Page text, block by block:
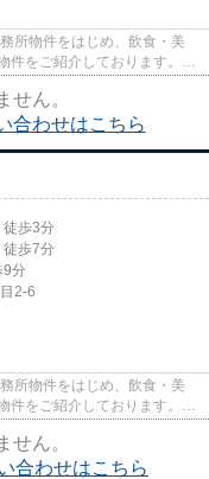
所物件をはじめ、飲食・美
をご紹介しております。
せん。
合わせはこちら
徒歩3分
徒歩7分
9分
2-6
所物件をはじめ、飲食・美
をご紹介しております。
せん。
合わせはこちら